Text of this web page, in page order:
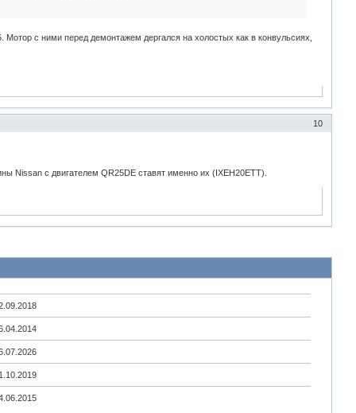
с ними перед демонтажем дергался на холостых как в конвульсиях,
10
Nissan с двигателем QR25DE ставят именно их (IXEH20ETT).